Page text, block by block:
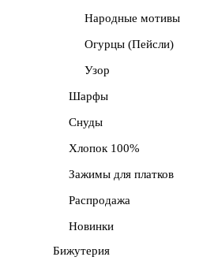
Народные мотивы
Огурцы (Пейсли)
Узор
Шарфы
Снуды
Хлопок 100%
Зажимы для платков
Распродажа
Новинки
Бижутерия